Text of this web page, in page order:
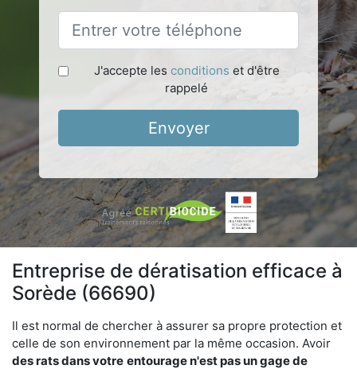
J'accepte les conditions et d'être
rappelé
Envoyer
Entreprise de dératisation efficace à
Sorède (66690)
Il est normal de chercher à assurer sa propre protection et
celle de son environnement par la même occasion. Avoir
des rats dans votre entourage n'est pas un gage de